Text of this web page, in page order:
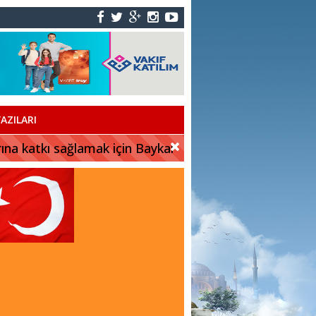
katkı sağlamak için Baykar